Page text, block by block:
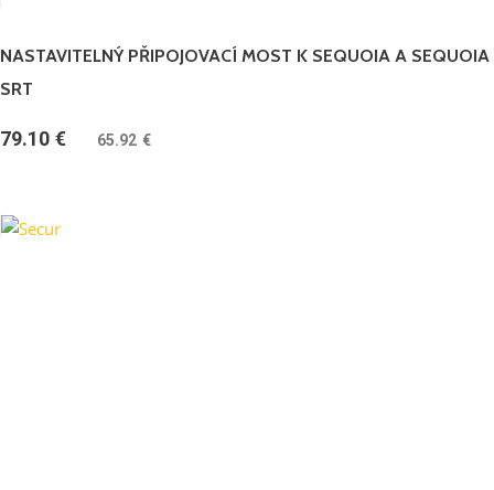
NASTAVITELNÝ PŘIPOJOVACÍ MOST K SEQUOIA A SEQUOIA
SRT
79.10 € 65.92 €